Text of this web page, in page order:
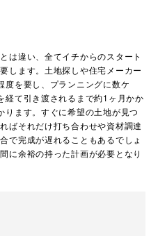
は違い、全てイチからのスタート
します。土地探しや住宅メーカー
度を要し、プランニングに数ケ
経て引き渡されるまで約1ヶ月かか
ります。すぐに希望の土地が見つ
ばそれだけ打ち合わせや資材調達
で完成が遅れることもあるでしょ
に余裕の持った計画が必要となり